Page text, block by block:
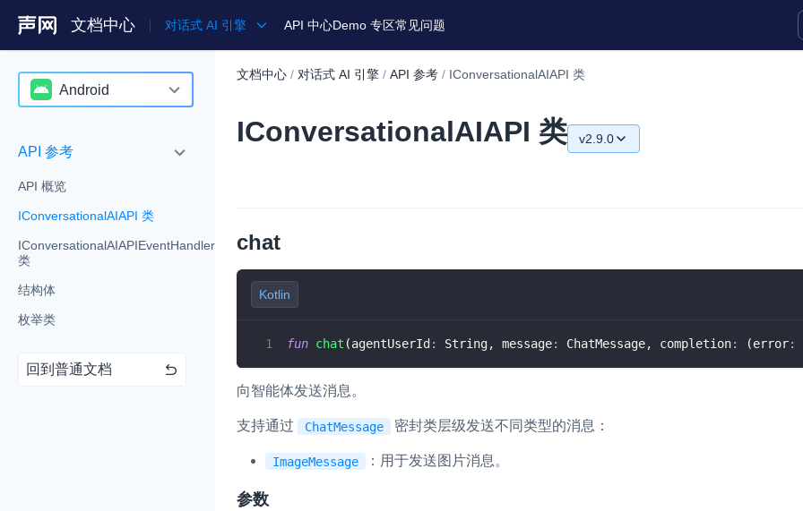
文档中心 对话式 AI 引擎
产品
通用文档
Legacy 文档
实时转录翻译
Status Page
集中展示声网主要产品及服务的综合
API 中心Demo 专区常见问题
Android
agent-python
agent-typescript
restclient-java
API 参考
API 概览
IConversationalAIAPI 类
IConversationalAIAPIEventHandler
类
结构体
枚举类
回到普通文档
文档中心 / 对话式 AI 引擎 / API 参考 / IConversationalAIAPI 类
IConversationalAIAPI 类 v2.9.0
chat
Kotlin
fun chat (agentUserId : String, message: ChatMessage, completion: (error:
向智能体发送消息。
支持通过 ChatMessage 密封类层级发送不同类型的消息：
ImageMessage ：用于发送图片消息。
参数